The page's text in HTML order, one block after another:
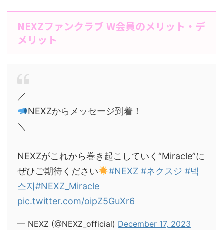
NEXZファンクラブ W会員のメリット・デ
メリット
／
NEXZからメッセージ到着！
＼
NEXZがこれから巻き起こしていく“Miracle”に
ぜひご期待ください
#NEXZ #ネクスジ #넥
스지#NEXZ_Miracle
pic.twitter.com/oipZ5GuXr6
— NEXZ (@NEXZ_official) December 17, 2023